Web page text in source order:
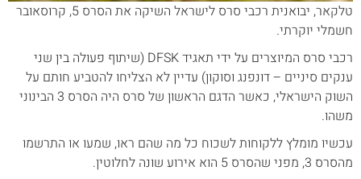
טלקאר, יבואנית רכבי סרס לישראל השיקה את הסרס 5, קרוסאובר
חשמלי יוקרתי.
רכבי סרס המיוצרים על ידי תאגיד DFSK (שיתוף פעולה בין שני
ענקים סיניים – דונפנג וסוקון) עדיין לא הצליחו להטביע חותם על
השוק הישראלי, כאשר הדגם הראשון של סרס היה הסרס 3 הבינוני
משהו.
עכשיו מומלץ ללקוחות לשכוח כל מה שהם ראו, שמעו או התרשמו
מהסרס 3, מפני שהסרס 5 הוא אירוע שונה לחלוטין.